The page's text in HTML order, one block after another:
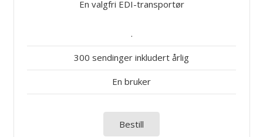
En valgfri EDI-transportør
.
300 sendinger inkludert årlig
En bruker
Bestill